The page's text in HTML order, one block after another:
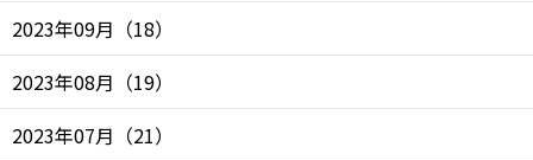
2023年09月 （18）
2023年08月 （19）
2023年07月 （21）